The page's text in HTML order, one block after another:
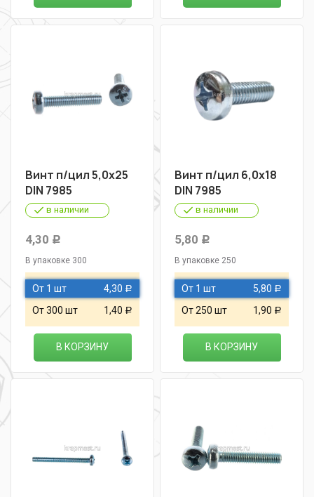
Винт п/цил 5,0х25
DIN 7985
в наличии
4,30 Р
В упаковке 300
От 1 шт 4,30 Р
От 300 шт 1,40 Р
В КОРЗИНУ
Винт п/цил 6,0х18
DIN 7985
в наличии
5,80 Р
В упаковке 250
От 1 шт 5,80 Р
От 250 шт 1,90 Р
В КОРЗИНУ